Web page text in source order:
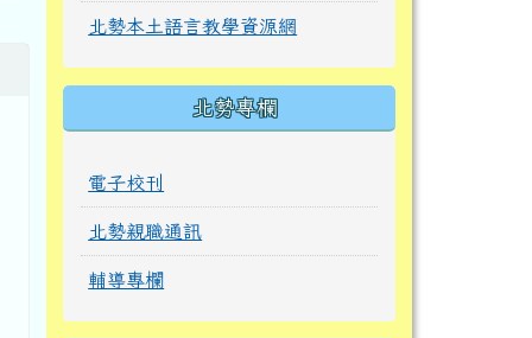
北勢本土語言教學資源網
北勢專欄
電子校刊
北勢親職通訊
輔導專欄